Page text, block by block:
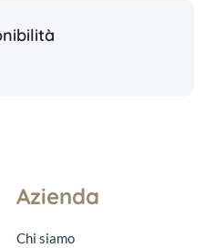
Azienda
Chi siamo